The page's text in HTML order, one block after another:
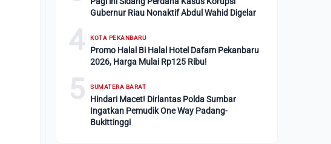
Gubernur Riau Nonaktif Abdul Wahid Digelar
4 KOTA PEKANBARU
Promo Halal Bi Halal Hotel Dafam Pekanbaru
2026, Harga Mulai Rp125 Ribu!
5 SUMATERA BARAT
Hindari Macet! Dirlantas Polda Sumbar
Ingatkan Pemudik One Way Padang-
Bukittinggi